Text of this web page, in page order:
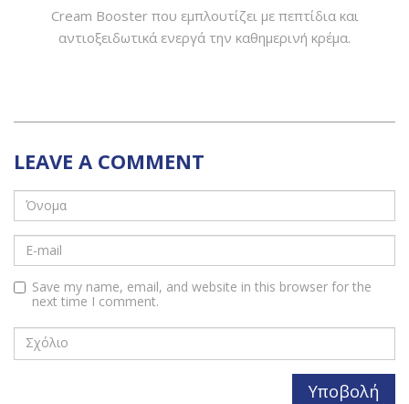
Cream Booster που εμπλουτίζει με πεπτίδια και
αντιοξειδωτικά ενεργά την καθημερινή κρέμα.
LEAVE A COMMENT
Save my name, email, and website in this browser for the
next time I comment.